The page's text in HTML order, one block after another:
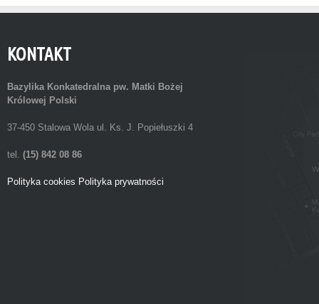
KONTAKT
Bazylika Konkatedralna pw. Matki Bożej
Królowej Polski
37-450 Stalowa Wola ul. Ks. J. Popiełuszki 4
tel. (15) 842 08 86
Polityka cookies Polityka prywatności